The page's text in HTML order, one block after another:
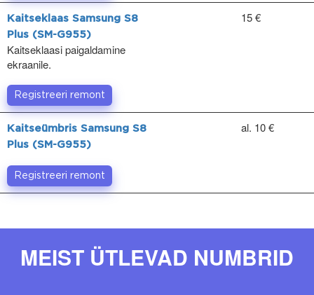
Kaitseklaas Samsung S8
Plus (SM-G955)
Kaitseklaasi paigaldamine
ekraanile.
15 €
Registreeri remont
Kaitseümbris Samsung S8
Plus (SM-G955)
al. 10 €
Registreeri remont
MEIST ÜTLEVAD NUMBRID